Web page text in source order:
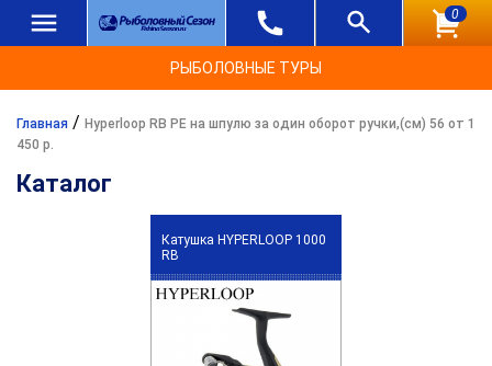
0
РЫБОЛОВНЫЕ ТУРЫ
Главная / Hyperloop RB PE на шпулю за один оборот ручки,(см) 56 от 1
450 р.
Каталог
Катушка HYPERLOOP 1000
RB